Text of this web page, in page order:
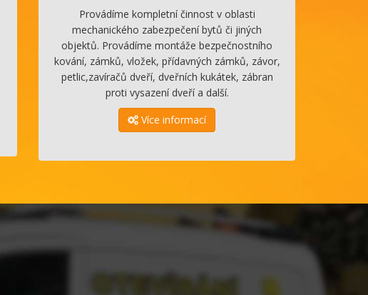
Provádíme kompletní činnost v oblasti
mechanického zabezpečení bytů či jiných
objektů. Provádíme montáže bezpečnostního
kování, zámků, vložek, přídavných zámků, závor,
petlic,zavíračů dveří, dveřních kukátek, zábran
proti vysazení dveří a další.
Více informací